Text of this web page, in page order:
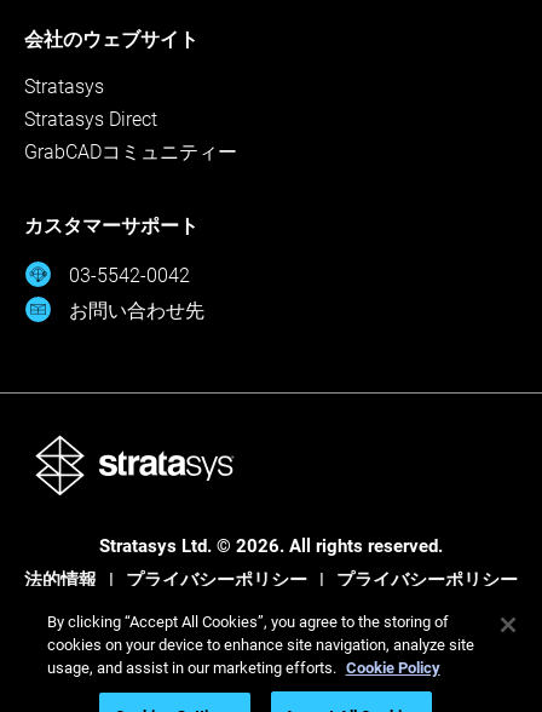
会社のウェブサイト
Stratasys
Stratasys Direct
GrabCADコミュニティー
カスタマーサポート
03-5542-0042
お問い合わせ先
Stratasys Ltd. © 2026. All rights reserved.
法的情報
プライバシーポリシー プライバシーポリシー
By clicking “Accept All Cookies”, you agree to the storing of
cookies on your device to enhance site navigation, analyze site
usage, and assist in our marketing efforts. Cookie Policy